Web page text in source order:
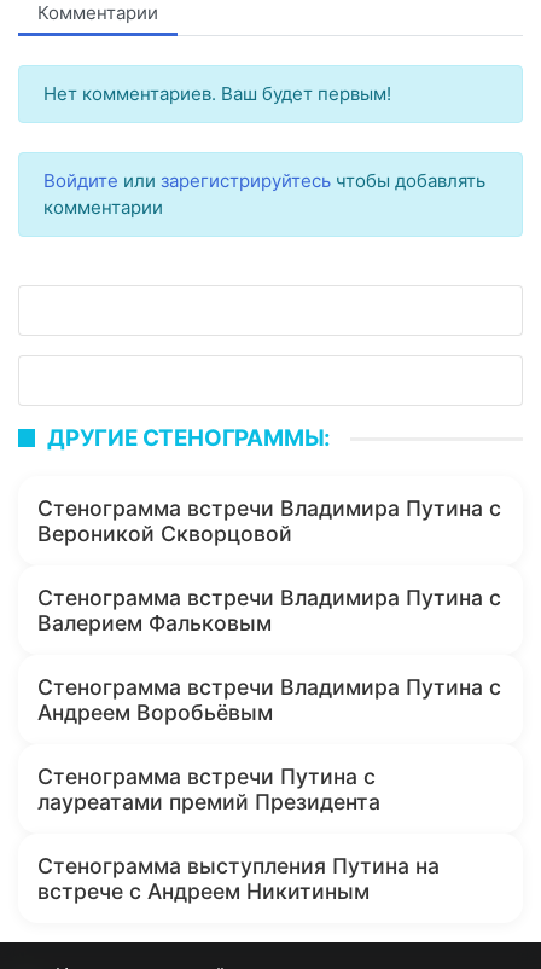
Комментарии
Нет комментариев. Ваш будет первым!
Войдите или зарегистрируйтесь чтобы добавлять
комментарии
ДРУГИЕ СТЕНОГРАММЫ:
Стенограмма встречи Владимира Путина с
Вероникой Скворцовой
Стенограмма встречи Владимира Путина с
Валерием Фальковым
Стенограмма встречи Владимира Путина с
Андреем Воробьёвым
Стенограмма встречи Путина с
лауреатами премий Президента
Стенограмма выступления Путина на
встрече с Андреем Никитиным